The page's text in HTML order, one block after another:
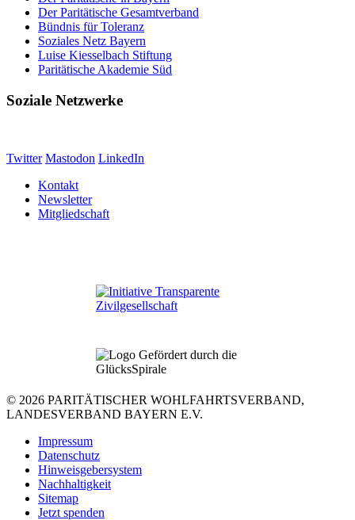
Der Paritätische Gesamtverband
Bündnis für Toleranz
Soziales Netz Bayern
Luise Kiesselbach Stiftung
Paritätische Akademie Süd
Soziale Netzwerke
Twitter Mastodon LinkedIn
Kontakt
Newsletter
Mitgliedschaft
© 2026 PARITÄTISCHER WOHLFAHRTSVERBAND,
LANDESVERBAND BAYERN E.V.
Impressum
Datenschutz
Hinweisgebersystem
Nachhaltigkeit
Sitemap
Jetzt spenden